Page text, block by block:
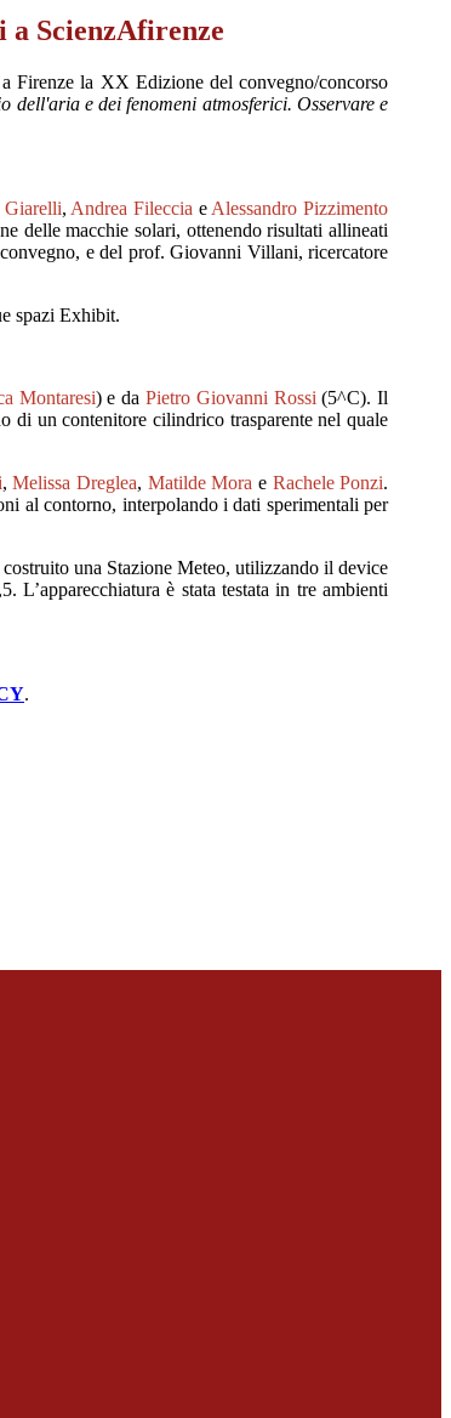
a ScienzAfirenze
Firenze la XX Edizione del convegno/concorso
dell'aria e dei fenomeni atmosferici. Osservare e
Giarelli, AndreaFileccia e Alessandro Pizzimento
delle macchie solari, ottenendo risultati allineati
e del prof. Giovanni Villani, ricercatore
spazi Exhibit.
Montaresi) e da Pietro Giovanni Rossi(5^C). Il
di un contenitorecilindrico trasparentenel quale
, Melissa Dreglea, Matilde Mora e Rachele Ponzi.
al contorno, interpolando i dati sperimentali per
una Stazione Meteo, utilizzando il device
L’apparecchiatura è stata testata in tre ambienti
.